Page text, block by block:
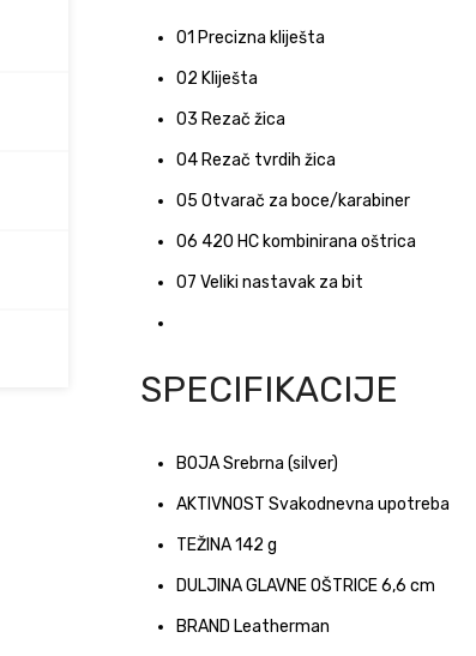
01 Precizna kliješta
02 Kliješta
03 Rezač žica
04 Rezač tvrdih žica
05 Otvarač za boce/karabiner
06 420 HC kombinirana oštrica
07 Veliki nastavak za bit
SPECIFIKACIJE
BOJASrebrna (silver)
AKTIVNOST Svakodnevna upotreba
TEŽINA142 g
DULJINA GLAVNE OŠTRICE6,6 cm
BRAND Leatherman